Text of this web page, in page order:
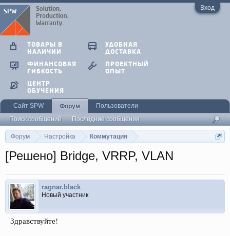
Вход
Форум Настройка Коммутация
[Решено] Bridge, VRRP, VLAN
ragnar.black
Новый участник
Здравствуйте!
ТОВАРЫ В
НАЛИЧИИ
УДОБНАЯ
ДОСТАВКА
ФИНАНСОВАЯ
ГИБКОСТЬ
ПРОЕКТНЫЙ
ОПЫТ
ЦЕНТР
ОБУЧЕНИЯ
Сайт SPW
Форум
Поиск сообщений
Последние сообщения
Пользователи